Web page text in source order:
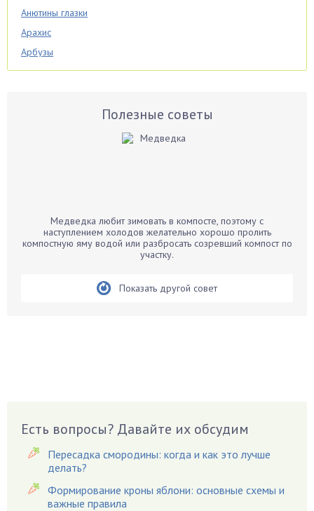
Анютины глазки
Арахис
Арбузы
Аспарагус
Бархатцы
Бегония
Вешенки
Виноград
Вредители
Гардения
Полезные советы
Медведка любит зимовать в компосте, поэтому с
наступлением холодов желательно хорошо пролить
компостную яму водой или разбросать созревший компост по
участку.
Показать другой совет
Есть вопросы? Давайте их обсудим
Пересадка смородины: когда и как это лучше
делать?
Формирование кроны яблони: основные схемы и
важные правила